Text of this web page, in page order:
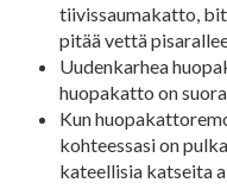
tiivissaumakatto,
pitää vettä
Uudenkarhea
huopakatto on
Kun
kohteessasi on
kateellisia katseita